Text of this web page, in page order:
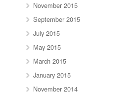
November 2015
September 2015
July 2015
May 2015
March 2015
January 2015
November 2014